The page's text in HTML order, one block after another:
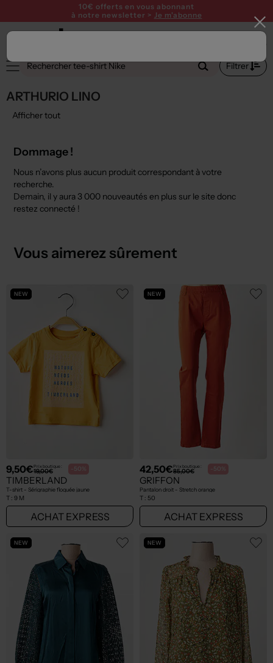
10€ offerts en vous abonnant
à notre newsletter > Je m'abonne
Filtrer
ARTHURIO LINO
Afficher tout
Dommage !
Nous n’avons plus aucun produit correspondant à votre
recherche.
Demain, il y aura 3 000 nouveautés en plus sur le site donc
restez connecté !
Vous aimerez sûrement
NEW
9,50€Prix boutique :
19,00€ -50%
TIMBERLAND
T-shirt - Sérigraphie floquée jaune
T : 9 M
ACHAT EXPRESS
NEW
42,50€Prix boutique :
85,00€ -50%
GRIFFON
Pantalon droit - Stretch orange
T : 50
ACHAT EXPRESS
NEW NEW